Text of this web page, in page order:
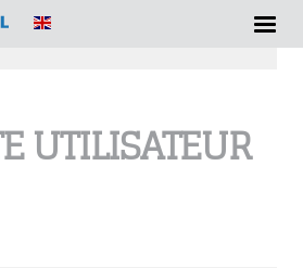
UTILISATEUR